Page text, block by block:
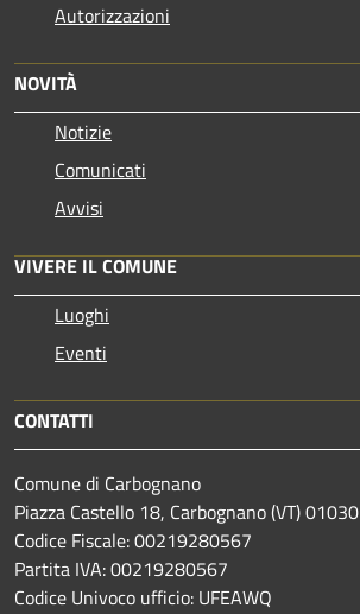
Autorizzazioni
NOVITÀ
Notizie
Comunicati
Avvisi
VIVERE IL COMUNE
Luoghi
Eventi
CONTATTI
Comune di Carbognano
Piazza Castello 18, Carbognano (VT) 01030
Codice Fiscale: 00219280567
Partita IVA: 00219280567
Codice Univoco ufficio: UFEAWQ